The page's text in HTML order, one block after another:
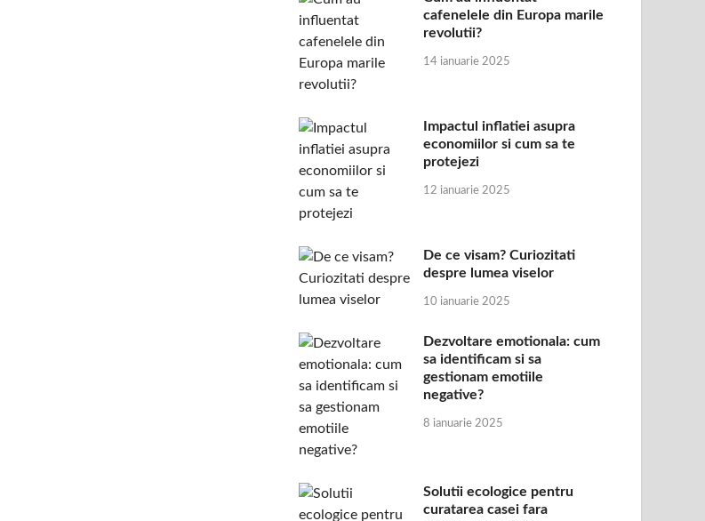
cafenelele din Europa marile
revolutii?
14 ianuarie 2025
Impactul inflatiei asupra
economiilor si cum sa te
protejezi
12 ianuarie 2025
De ce visam? Curiozitati
despre lumea viselor
10 ianuarie 2025
Dezvoltare emotionala: cum
sa identificam si sa
gestionam emotiile
negative?
8 ianuarie 2025
Solutii ecologice pentru
curatarea casei fara